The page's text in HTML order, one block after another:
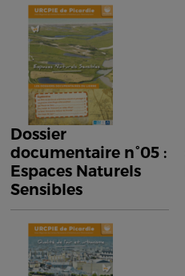
Dossier
documentaire n°05 :
Espaces Naturels
Sensibles